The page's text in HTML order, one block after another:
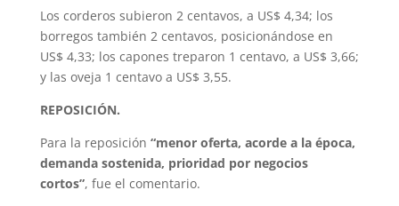
Los corderos subieron 2 centavos, a US$ 4,34; los
borregos también 2 centavos, posicionándose en
US$ 4,33; los capones treparon 1 centavo, a US$ 3,66;
y las oveja 1 centavo a US$ 3,55.
REPOSICIÓN.
Para la reposición “menor oferta, acorde a la época,
demanda sostenida, prioridad por negocios
cortos”, fue el comentario.